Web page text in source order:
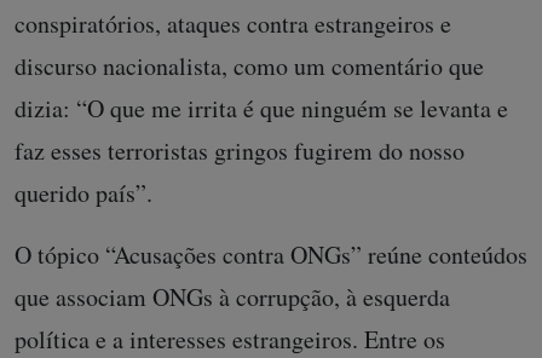
conspiratórios, ataques contra estrangeiros e
discurso nacionalista, como um comentário que
dizia: “O que me irrita é que ninguém se levanta e
faz esses terroristas gringos fugirem do nosso
querido país”.
O tópico “Acusações contra ONGs” reúne conteúdos
que associam ONGs à corrupção, à esquerda
política e a interesses estrangeiros. Entre os